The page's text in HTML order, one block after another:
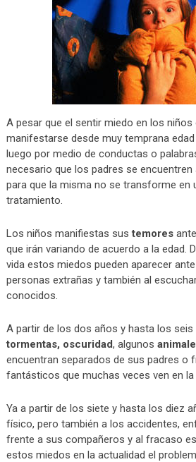
A pesar que el sentir miedo en los niños
manifestarse desde muy temprana
luego por medio de conductas o
necesario que los padres se
para que la misma no se transforme en
tratamiento.
Los niños manifiestas sustemores
que irán variando de acuerdo a la edad.
vida estos miedos pueden aparecer
personas extrañas y también al
conocidos.
A partir de los dos años y hasta los
tormentas, oscuridad, algunos
encuentran separados de sus padres o
fantásticos que muchas veces ven en la
Ya a partir de los siete y hasta los diez
físico, pero también a los accidentes,
frente a sus compañeros y al fracaso
estos miedos en la actualidad el